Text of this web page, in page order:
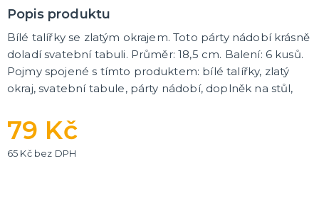
Popis produktu
Bílé talířky se zlatým okrajem. Toto párty nádobí krásně
doladí svatební tabuli. Průměr: 18,5 cm. Balení: 6 kusů.
Pojmy spojené s tímto produktem: bílé talířky, zlatý
okraj, svatební tabule, párty nádobí, doplněk na stůl,
79 Kč
65 Kč bez DPH